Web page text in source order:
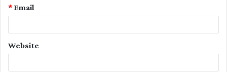
Email
*
Website